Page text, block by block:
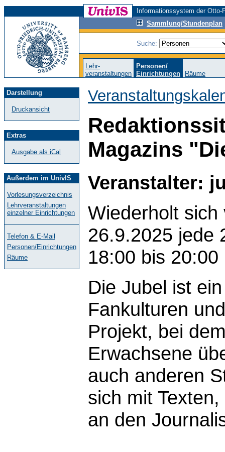
Informationssystem der
Sammlung/Stundenplan
Suche:
Lehr-
veranstaltungen
Personen/
Einrichtungen
Räume
Darstellung
Druckansicht
Extras
Ausgabe als iCal
Außerdem im UnivIS
Vorlesungsverzeichnis
Lehrveranstaltungen
einzelner Einrichtungen
Telefon & E-Mail
Personen/Einrichtungen
Räume
Magazins
Veranstalter:
Wiederholt
26.9.2025 jede
18:00 bis
Die Jubel ist
Fankulturen
Projekt, bei
Erwachsene
auch anderen
sich mit
an den